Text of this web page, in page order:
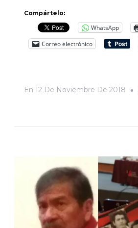
Compártelo:
WhatsApp
Correo electrónico
En 12 De Noviembre De 2018